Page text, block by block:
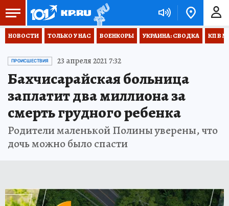
НОВОСТИ ТОЛЬКО У НАС ВОЕНКОРЫ УКРАИНА: СВОДКА КП В
ПРОИСШЕСТВИЯ 23 апреля 2021 7:32
Бахчисарайская больница
заплатит два миллиона за
смерть грудного ребенка
Родители маленькой Полины уверены, что
дочь можно было спасти